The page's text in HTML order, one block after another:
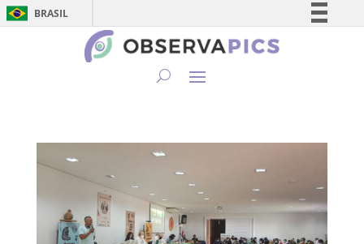
BRASIL
Simplifique!